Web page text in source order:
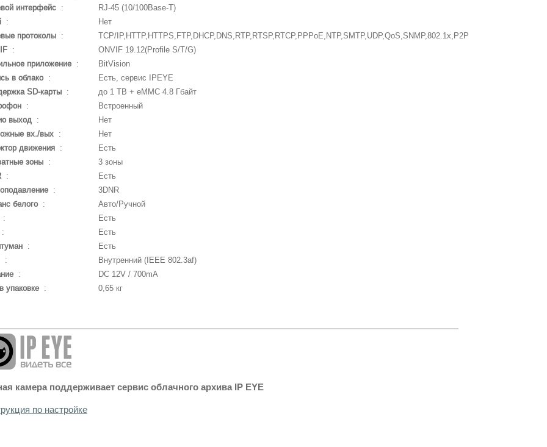
интерфейс :
RJ-45 (10/100Base-T)
:
Нет
протоколы :
TCP/IP,HTTP,HTTPS,FTP,DHCP,DNS,RTP,RTSP,RTCP,PPPoE,NTP,SMTP,UDP,QoS,SNMP,802.1x,P2P
:
ONVIF 19.12(Profile S/T/G)
приложение :
BitVision
в облако:
Есть, сервис IPEYE
SD-карты :
до 1 TB + eMMC 4.8 Гбайт
:
Встроенный
выход :
Нет
вх./вых :
Нет
движения :
Есть
зоны :
3 зоны
:
Есть
:
3DNR
белого:
Авто/Ручной
Есть
Есть
:
Есть
:
Внутренний (IEEE 802.3af)
:
DC 12V / 700mA
упаковке : 0,65 кг